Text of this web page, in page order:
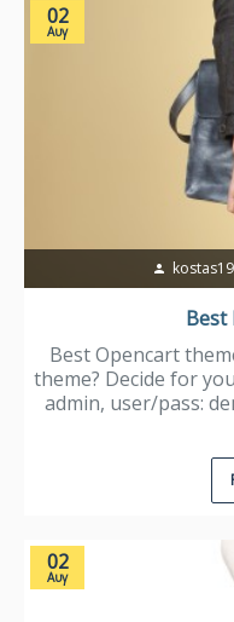
02
Αυγ
Best
Best Opencart
theme? Decide for
admin, user/pass:
02
Αυγ